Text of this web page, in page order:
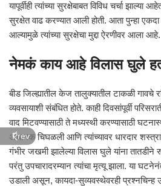
यापूर्वीही त्यांच्या सुरक्षेबाबत विविध चर्चा झाल्या
सुरक्षेत वाढ करण्यात आली होती. आता पुन्हा
आल्यामुळे त्यांच्या सुरक्षेचा मुद्दा ऐरणीवर आला आहे.
नेमकं काय आहे विलास घुले
बीड जिल्ह्यातील केज तालुक्यातील टाकळी गावचे
व्यवसायाशी संबंधित होते. काही दिवसांपूर्वी
वाद मिटवण्यासाठी ते मध्यस्थी करण्यासाठी
अचानक चिघळली आणि त्यांच्यावर धारदार
गंभीर जखमी झालेल्या विलास घुले यांना
परंतु उपचारादरम्यान त्यांचा मृत्यू झाला. या
उडाली असून, कायदा-सुव्यवस्थेवरही प्रश्नचिन्ह
Prev